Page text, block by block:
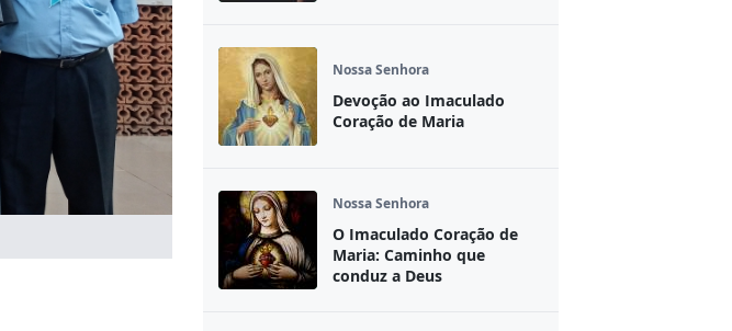
Nossa Senhora
Devoção ao Imaculado
Coração de Maria
Nossa Senhora
O Imaculado Coração de
Maria: Caminho que
conduz a Deus